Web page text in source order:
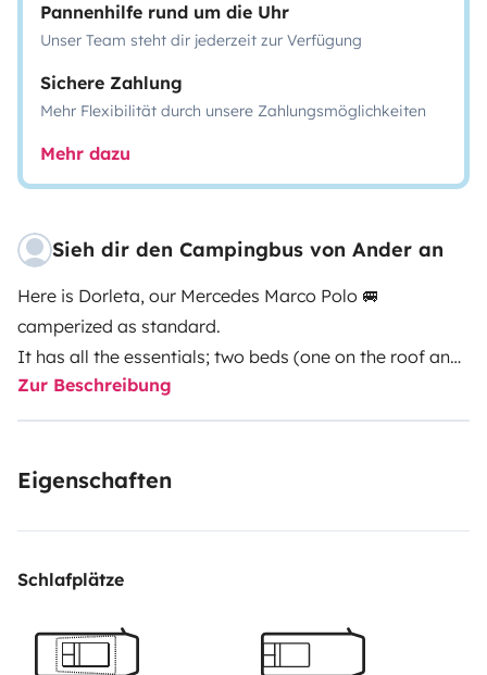
Pannenhilfe rund um die Uhr
Unser Team steht dir jederzeit zur Verfügung
Sichere Zahlung
Mehr Flexibilität durch unsere Zahlungsmöglichkeiten
Mehr dazu
Sieh dir den Campingbus von Ander an
Here is Dorleta, our Mercedes Marco Polo 🚐
camperized as standard.
It has all the essentials; two beds (one on the roof and
the other one underneath with mattress), all kinds of
kitchen utensils, fridge, sink, interior fires and a
table with chairs and a camping advance for the gate.
It is equipped with winter tires and with the stationary
If you have any questions, do not hesitate to ask!
Zur Beschreibung
Eigenschaften
Schlafplätze